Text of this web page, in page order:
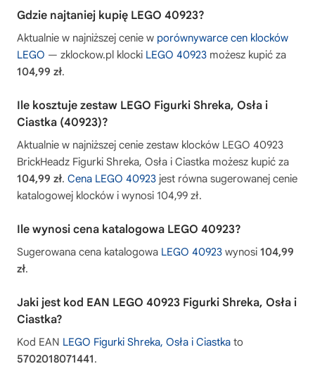
Gdzie najtaniej kupię LEGO 40923?
Aktualnie w najniższej cenie w porównywarce cen klocków
LEGO — zklockow.pl klocki LEGO 40923 możesz kupić za
104,99 zł.
Ile kosztuje zestaw LEGO Figurki Shreka, Osła i
Ciastka (40923)?
Aktualnie w najniższej cenie zestaw klocków LEGO 40923
BrickHeadz Figurki Shreka, Osła i Ciastka możesz kupić za
104,99 zł. Cena LEGO 40923 jest równa sugerowanej cenie
katalogowej klocków i wynosi 104,99 zł.
Ile wynosi cena katalogowa LEGO 40923?
Sugerowana cena katalogowa LEGO 40923 wynosi 104,99
zł.
Jaki jest kod EAN LEGO 40923 Figurki Shreka, Osła i
Ciastka?
Kod EAN LEGO Figurki Shreka, Osła i Ciastka to
5702018071441.